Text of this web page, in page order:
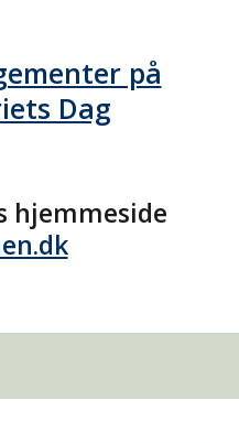
på
Dag
hjemmeside